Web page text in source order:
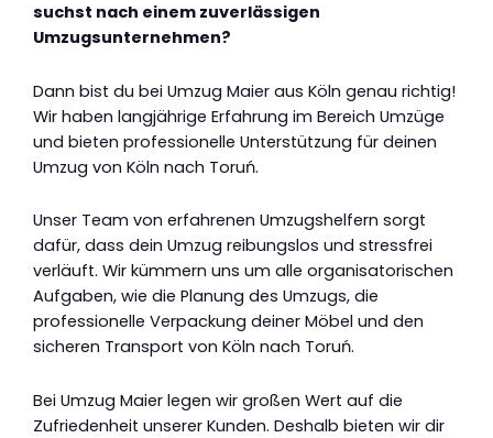
suchst nach einem zuverlässigen
Umzugsunternehmen?
Dann bist du bei Umzug Maier aus Köln genau richtig!
Wir haben langjährige Erfahrung im Bereich Umzüge
und bieten professionelle Unterstützung für deinen
Umzug von Köln nach Toruń.
Unser Team von erfahrenen Umzugshelfern sorgt
dafür, dass dein Umzug reibungslos und stressfrei
verläuft. Wir kümmern uns um alle organisatorischen
Aufgaben, wie die Planung des Umzugs, die
professionelle Verpackung deiner Möbel und den
sicheren Transport von Köln nach Toruń.
Bei Umzug Maier legen wir großen Wert auf die
Zufriedenheit unserer Kunden. Deshalb bieten wir dir